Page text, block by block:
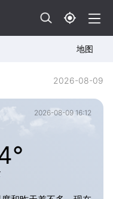
地图
2026-08-09
2026-08-09 16:12